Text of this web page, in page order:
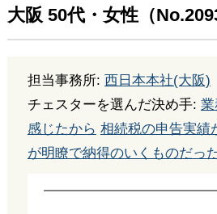
大阪 50代・女性（
担当事務所: 西日本本社(大阪)
チェスターを選んだ決め手: 業
感じたから 相続税の申告実績
が明瞭で納得のいくものだっ